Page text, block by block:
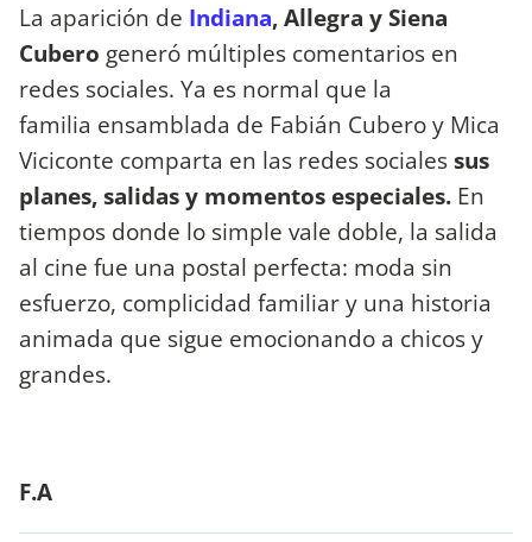
La aparición de Indiana, Allegra y Siena
Cubero generó múltiples comentarios en
redes sociales. Ya es normal que la
familia ensamblada de Fabián Cubero y Mica
Viciconte comparta en las redes socialessus
planes, salidas y momentos especiales. En
tiempos donde lo simple vale doble, la salida
al cine fue una postal perfecta: moda sin
esfuerzo, complicidad familiar y una historia
animada que sigue emocionando a chicos y
grandes.
F.A